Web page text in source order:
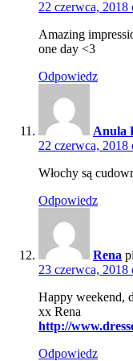
22 czerwca, 2018
Amazing
one day <3
Odpowiedz
Anula
22 czerwca, 2018
Włochy są
Odpowiedz
Rena
23 czerwca, 2018
Happy weekend,
xx Rena
http://
Odpowiedz